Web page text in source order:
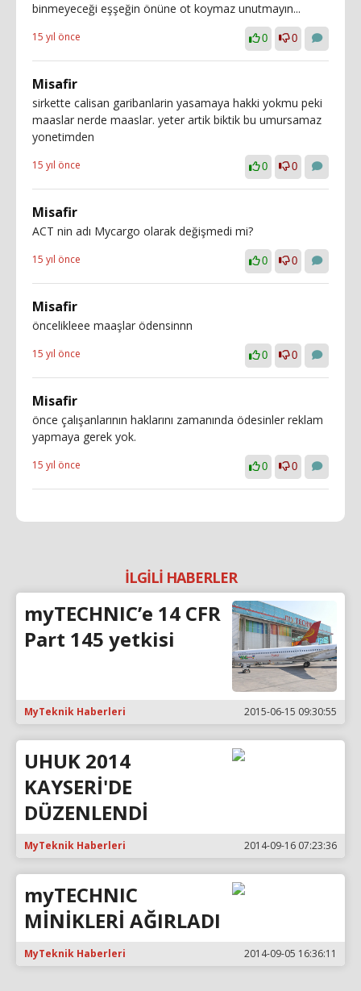
binmeyeceği eşşeğin önüne ot koymaz unutmayın...
15 yıl önce 0 0
Misafir
sirkette calisan garibanlarin yasamaya hakki yokmu peki
maaslar nerde maaslar. yeter artik biktik bu umursamaz
yonetimden
15 yıl önce 0 0
Misafir
ACT nin adı Mycargo olarak değişmedi mi?
15 yıl önce 0 0
Misafir
öncelikleee maaşlar ödensinnn
15 yıl önce 0 0
Misafir
önce çalışanlarının haklarını zamanında ödesinler reklam
yapmaya gerek yok.
15 yıl önce 0 0
İLGİLİ HABERLER
myTECHNIC’e 14 CFR
Part 145 yetkisi
MyTeknik Haberleri 2015-06-15 09:30:55
UHUK 2014
KAYSERİ'DE
DÜZENLENDİ
MyTeknik Haberleri 2014-09-16 07:23:36
myTECHNIC
MİNİKLERİ AĞIRLADI
MyTeknik Haberleri 2014-09-05 16:36:11